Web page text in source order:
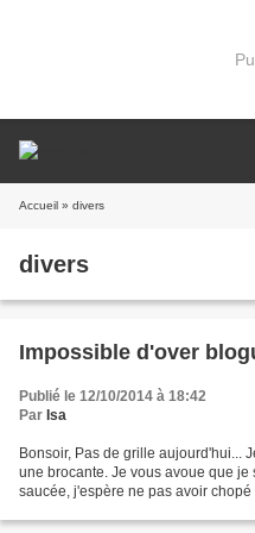
Accueil » divers
divers
Impossible d'over
Publié le 12/10/2014 à 18:42
Par Isa
Bonsoir, Pas de grille aujourd'hui...
une brocante. Je vous avoue que
saucée, j'espère ne pas avoir